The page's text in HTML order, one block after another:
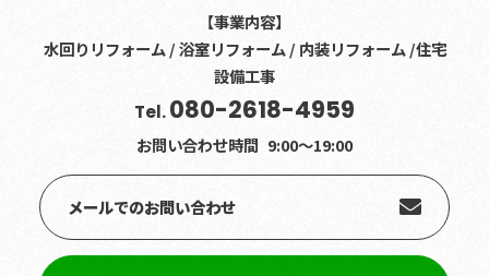
【事業内容】
水回りリフォーム / 浴室リフォーム / 内装リフォーム /住宅
設備工事
Tel. 080-2618-4959
お問い合わせ時間 9:00〜19:00
メールでのお問い合わせ